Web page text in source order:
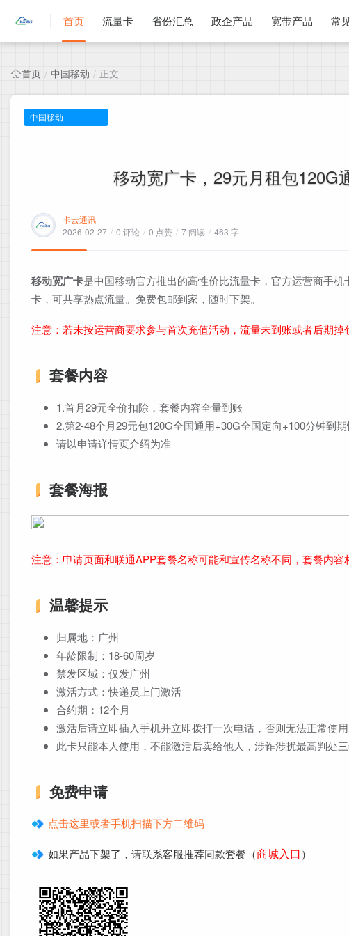
首页 流量卡 省份汇总 政企产品 宽带产品 常
首页 / 中国移动 / 正文
中国移动
移动宽广卡，29元月租包120G
卡云通讯
2026-02-27 / 0 评论 / 0 点赞 / 7 阅读 / 463 字
移动宽广卡是中国移动官方推出的高性价比流量卡，官方运营商手
卡，可共享热点流量。免费包邮到家，随时下架。
注意：若未按运营商要求参与首次充值活动，流量未到账或者后期掉
套餐内容
1.首月29元全价扣除，套餐内容全量到账
2.第2-48个月29元包120G全国通用+30G全国定向+100分钟到
请以申请详情页介绍为准
套餐海报
注意：申请页面和联通APP套餐名称可能和宣传名称不同，套餐内容
温馨提示
归属地：广州
年龄限制：18-60周岁
禁发区域：仅发广州
激活方式：快递员上门激活
合约期：12个月
激活后请立即插入手机并立即拨打一次电话，否则无法正常使
此卡只能本人使用，不能激活后卖给他人，涉诈涉扰最高判处
免费申请
点击这里或者手机扫描下方二维码
如果产品下架了，请联系客服推荐同款套餐（商城入口）